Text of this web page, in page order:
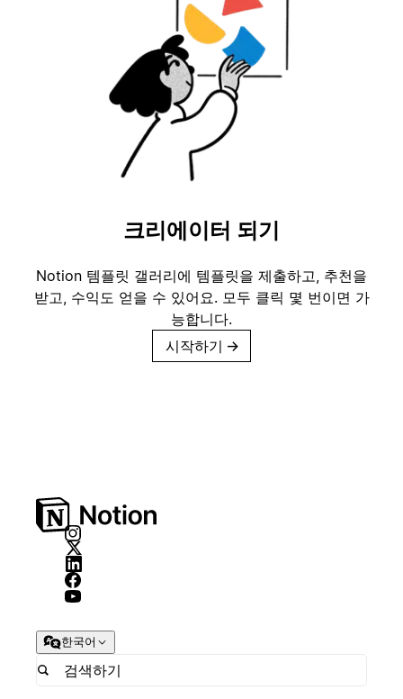
크리에이터 되기
Notion 템플릿 갤러리에 템플릿을 제출하고, 추천을
받고, 수익도 얻을 수 있어요. 모두 클릭 몇 번이면 가
능합니다.
시작하기 →
한국어